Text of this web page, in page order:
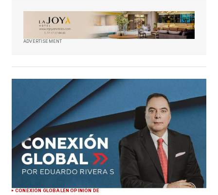
ADVERTISEMENT
CONEXIÓN GLOBALEN OPINIÓN DE